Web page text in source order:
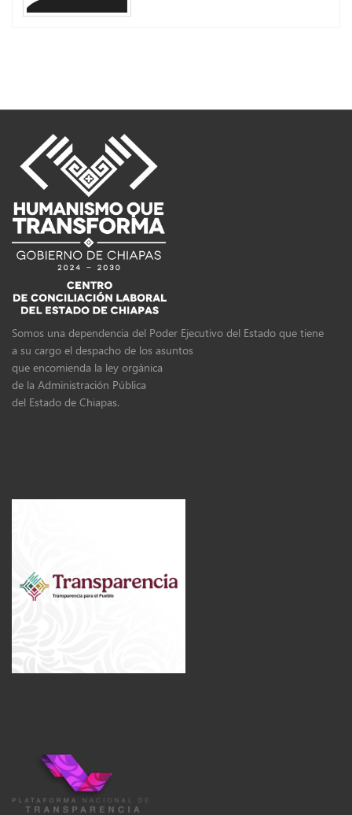
Somos una dependencia del Poder Ejecutivo del Estado que tiene
a su cargo el despacho de los asuntos
que encomienda la ley orgánica
de la Administración Pública
del Estado de Chiapas.